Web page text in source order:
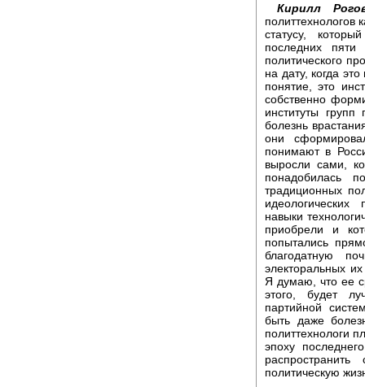
Кирилл
политтехнологов
статусу,
последних пяти
политического
на дату, когда
понятие, это
собственно
институты групп
болезнь
они
понимают в
выросли сами,
понадобилась
традиционных
идеологических
навыки
приобрели и
попытались
благодатную
электоральных
Я думаю, что ее
этого, будет
партийной
быть даже
политтехнологи
эпоху
политическую